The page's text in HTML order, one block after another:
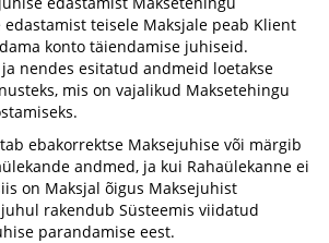
teisele Maksjale peab Klient
konto täiendamise juhiseid.
nendes esitatud andmeid loetakse
mis on vajalikud Maksetehingu
ebakorrektse Maksejuhise või märgib
andmed, ja kui Rahaülekanne ei
on Maksjal õigus Maksejuhist
rakendub Süsteemis viidatud
parandamise eest.